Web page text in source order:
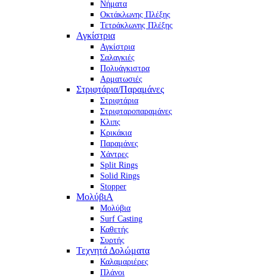
Νήματα
Οκτάκλωνης Πλέξης
Τετράκλωνης Πλέξης
Αγκίστρια
Αγκίστρια
Σαλαγκιές
Πολυάγκιστρα
Αρματωσιές
Στριφτάρια/Παραμάνες
Στριφτάρια
Στριφταροπαραμάνες
Κλιπς
Κρικάκια
Παραμάνες
Χάντρες
Split Rings
Solid Rings
Stopper
ΜολύβιΑ
Μολύβια
Surf Casting
Καθετής
Συρτής
Τεχνητά Δολώματα
Καλαμαριέρες
Πλάνοι